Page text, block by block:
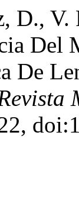
D., V.
Del
De